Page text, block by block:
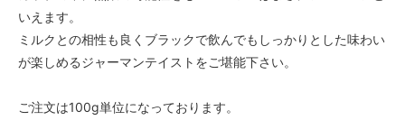
いえます。
ミルクとの相性も良くブラックで飲んでもしっかりとした味わい
が楽しめるジャーマンテイストをご堪能下さい。
ご注文は100g単位になっております。